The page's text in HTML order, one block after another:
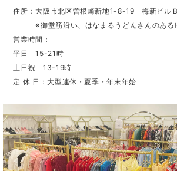
住所：大阪市北区曽根崎新地1-8-19 梅新ビル
※御堂筋沿い、はなまるうどんさんのあるビ
営業時間：
平日 15-21時
土日祝 13-19時
定 休 日：大型連休・夏季・年末年始